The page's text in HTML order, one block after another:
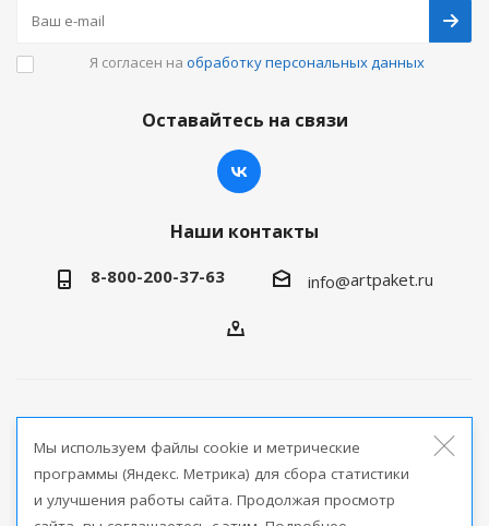
Я согласен на обработку персональных данных
Оставайтесь на связи
Наши контакты
8-800-200-37-63 info@artpaket.ru
продукции
Версия для печати
Мы используем файлы cookie и метрические
программы (Яндекс. Метрика) для сбора статистики
и улучшения работы сайта. Продолжая просмотр